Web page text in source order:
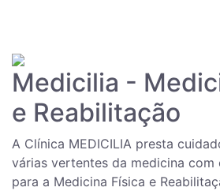
Medicilia -
e Reabilitação
A Clínica MEDICILIA presta
várias vertentes da medicina com
para a Medicina Física e